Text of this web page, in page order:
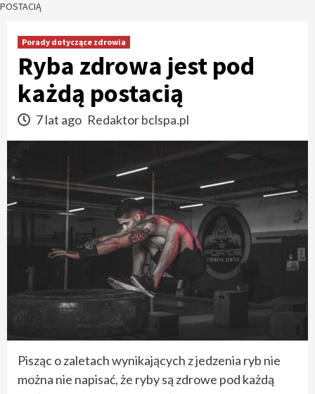
POSTACIĄ
Porady dotyczące zdrowia
Ryba zdrowa jest pod
każdą postacią
7 lat ago Redaktor bclspa.pl
Pisząc o zaletach wynikających z jedzenia ryb nie
można nie napisać, że ryby są zdrowe pod każdą